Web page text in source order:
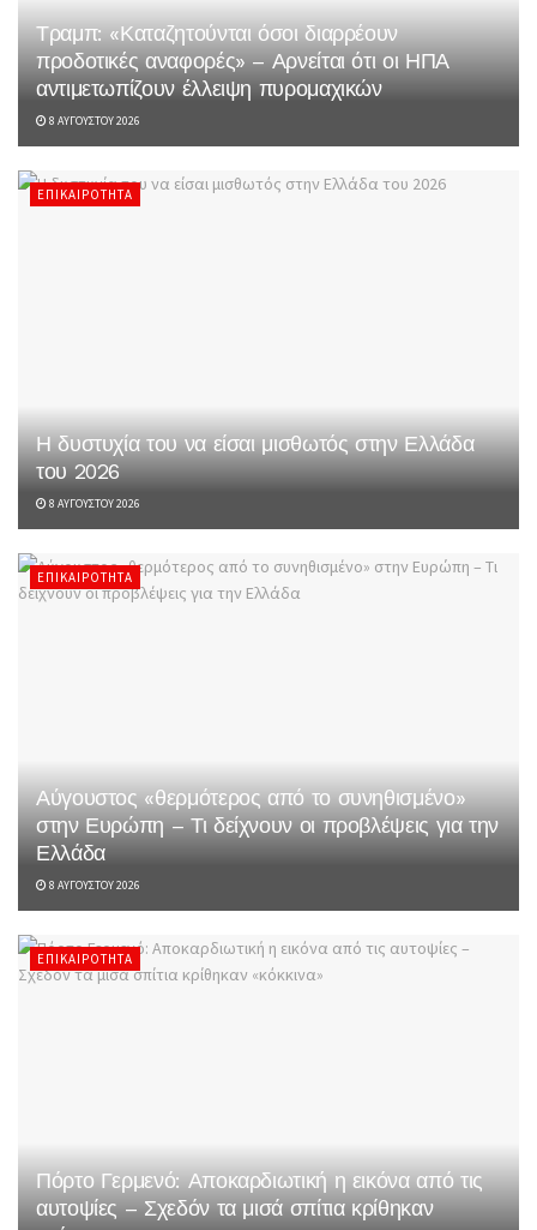
Τραμπ: «Καταζητούνται όσοι διαρρέουν
προδοτικές αναφορές» – Αρνείται ότι οι ΗΠΑ
αντιμετωπίζουν έλλειψη πυρομαχικών
8 ΑΥΓΟΎΣΤΟΥ 2026
ΕΠΙΚΑΙΡΌΤΗΤΑ
Η δυστυχία του να είσαι μισθωτός στην Ελλάδα
του 2026
8 ΑΥΓΟΎΣΤΟΥ 2026
ΕΠΙΚΑΙΡΌΤΗΤΑ
Αύγουστος «θερμότερος από το συνηθισμένο»
στην Ευρώπη – Τι δείχνουν οι προβλέψεις για την
Ελλάδα
8 ΑΥΓΟΎΣΤΟΥ 2026
ΕΠΙΚΑΙΡΌΤΗΤΑ
Πόρτο Γερμενό: Αποκαρδιωτική η εικόνα από τις
αυτοψίες – Σχεδόν τα μισά σπίτια κρίθηκαν